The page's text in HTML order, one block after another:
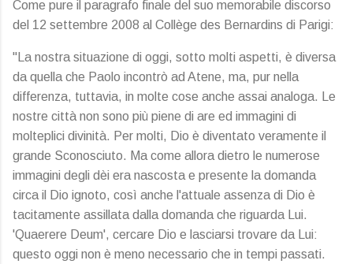
Come pure il paragrafo finale del suo memorabile discorso
del 12 settembre 2008 al Collège des Bernardins di Parigi:
"La nostra situazione di oggi, sotto molti aspetti, è diversa
da quella che Paolo incontrò ad Atene, ma, pur nella
differenza, tuttavia, in molte cose anche assai analoga. Le
nostre città non sono più piene di are ed immagini di
molteplici divinità. Per molti, Dio è diventato veramente il
grande Sconosciuto. Ma come allora dietro le numerose
immagini degli dèi era nascosta e presente la domanda
circa il Dio ignoto, così anche l'attuale assenza di Dio è
tacitamente assillata dalla domanda che riguarda Lui.
'Quaerere Deum', cercare Dio e lasciarsi trovare da Lui:
questo oggi non è meno necessario che in tempi passati.